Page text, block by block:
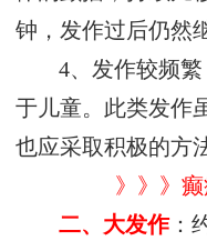
钟，发作过后仍然
4、发作较频
于儿童。此类发作
也应采取积极的方
》》》
二、大发作：